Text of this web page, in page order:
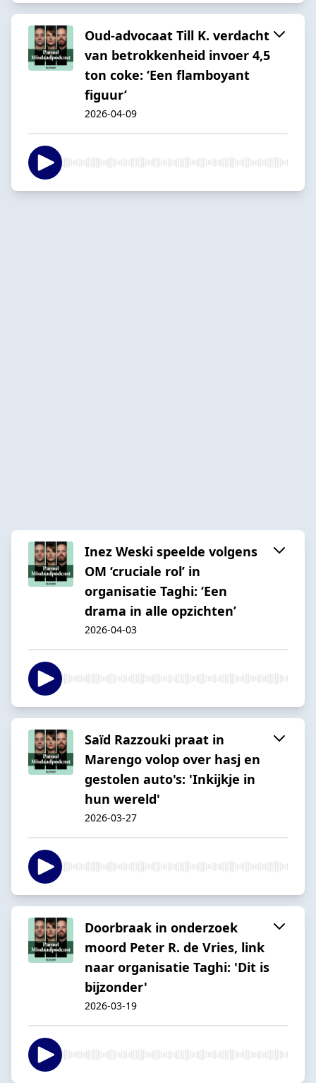
Oud-advocaat Till K. verdacht
van betrokkenheid invoer 4,5
ton coke: ‘Een flamboyant
figuur’
2026-04-09
Inez Weski speelde volgens
OM ‘cruciale rol’ in
organisatie Taghi: ‘Een
drama in alle opzichten’
2026-04-03
Saïd Razzouki praat in
Marengo volop over hasj en
gestolen auto's: 'Inkijkje in
hun wereld'
2026-03-27
Doorbraak in onderzoek
moord Peter R. de Vries, link
naar organisatie Taghi: 'Dit is
bijzonder'
2026-03-19